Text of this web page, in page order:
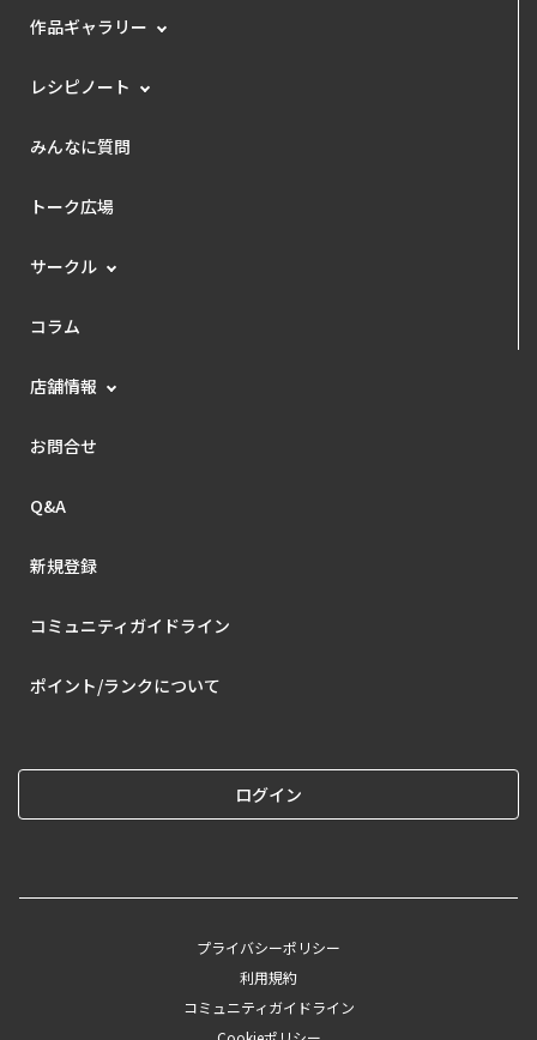
作品ギャラリー
レシピノート
みんなに質問
トーク広場
サークル
コラム
店舗情報
お問合せ
Q&A
新規登録
コミュニティガイドライン
ポイント/ランクについて
ログイン
プライバシーポリシー
利用規約
コミュニティガイドライン